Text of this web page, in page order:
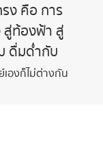
ง คือ การ
สู่ท้องฟ้า สู่
ดื่มดํ่ากับ
องก็ไม่ต่างกัน